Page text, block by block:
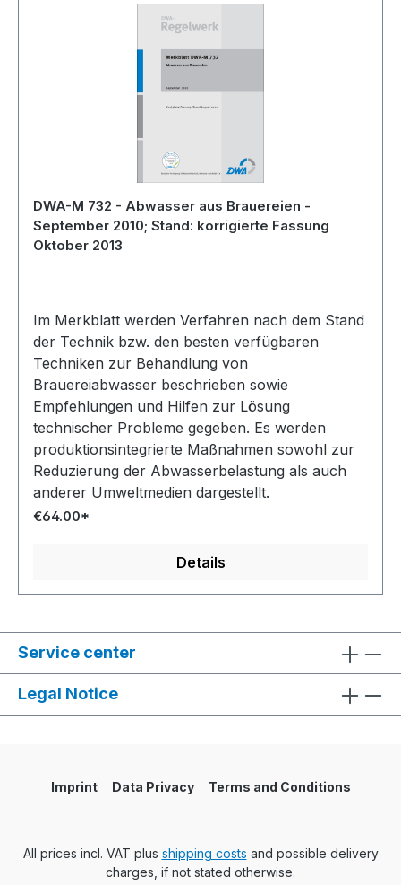
DWA-M 732 - Abwasser aus Brauereien -
September 2010; Stand: korrigierte Fassung
Oktober 2013
Im Merkblatt werden Verfahren nach dem Stand
der Technik bzw. den besten verfügbaren
Techniken zur Behandlung von
Brauereiabwasser beschrieben sowie
Empfehlungen und Hilfen zur Lösung
technischer Probleme gegeben. Es werden
produktionsintegrierte Maßnahmen sowohl zur
Reduzierung der Abwasserbelastung als auch
anderer Umweltmedien dargestellt.
€64.00*
Details
Service center
Legal Notice
Imprint Data Privacy Terms and Conditions
All prices incl. VAT plus shipping costs and possible delivery
charges, if not stated otherwise.